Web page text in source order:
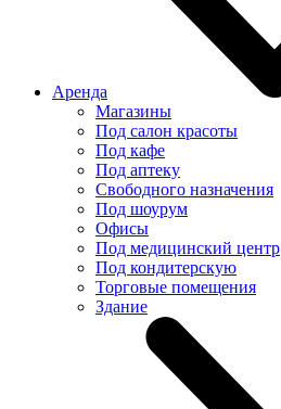
Аренда
Магазины
Под салон красоты
Под кафе
Под аптеку
Свободного назначения
Под шоурум
Офисы
Под медицинский центр
Под кондитерскую
Торговые помещения
Здание